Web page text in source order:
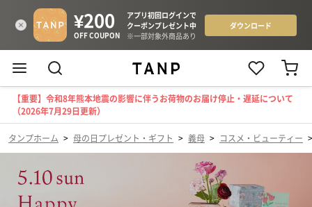
【重要】令和8年熊本地震の影響に伴うお荷物のお届け停止・遅延について
（2026年7月29日更新）
タンプホーム > 母の日プレゼント・ギフト > 義母 > コスメ・ビューティー